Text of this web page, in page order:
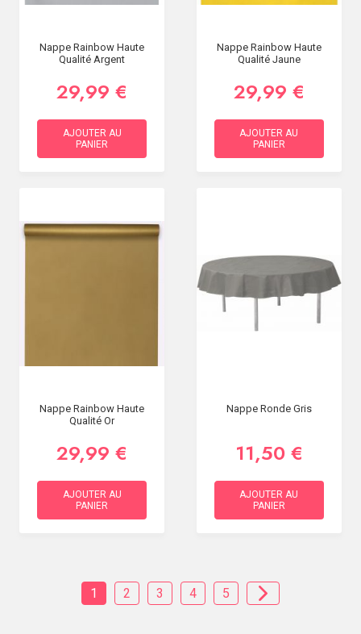
Nappe Rainbow Haute
Qualité Argent
29,99 €
AJOUTER AU
PANIER
Nappe Rainbow Haute
Qualité Jaune
29,99 €
AJOUTER AU
PANIER
Nappe Rainbow Haute
Qualité Or
29,99 €
AJOUTER AU
PANIER
Nappe Ronde Gris
11,50 €
AJOUTER AU
PANIER
1 2 3 4 5